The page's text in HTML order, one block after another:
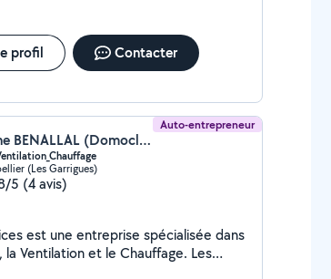
profil Contacter
Auto-entrepreneur
Amine BENALLAL (Domoclim-services)
(Les Garrigues)
5 (4 avis)
est une entreprise spécialisée dans
la Ventilation et le Chauffage. Les